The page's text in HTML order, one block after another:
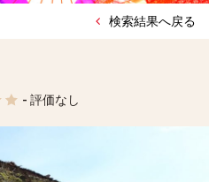
検索結果へ戻る
- 評価なし